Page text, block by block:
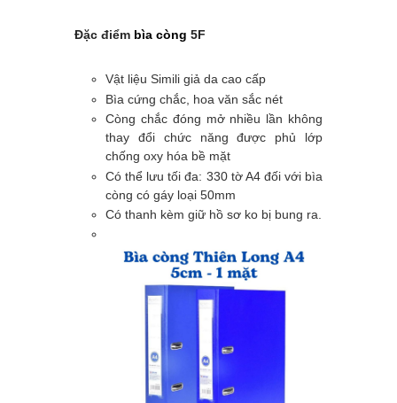
Đặc điểm bìa còng 5F
Vật liệu Simili giả da cao cấp
Bìa cứng chắc, hoa văn sắc nét
Còng chắc đóng mở nhiều lần không
thay đổi chức năng được phủ lớp
chống oxy hóa bề mặt
Có thể lưu tối đa: 330 tờ A4 đối với bìa
còng có gáy loại 50mm
Có thanh kèm giữ hồ sơ ko bị bung ra.